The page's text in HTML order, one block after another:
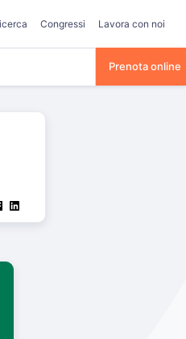
Congressi Lavora con noi
Prenota online